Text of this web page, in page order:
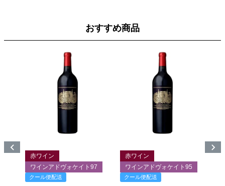
おすすめ商品
赤ワイン
ワインアドヴォケイト97
クール便配送
赤ワイン
ワインアドヴォケイト95
クール便配送